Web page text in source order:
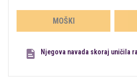
MOŠKI
Njegova navada skoraj uničila